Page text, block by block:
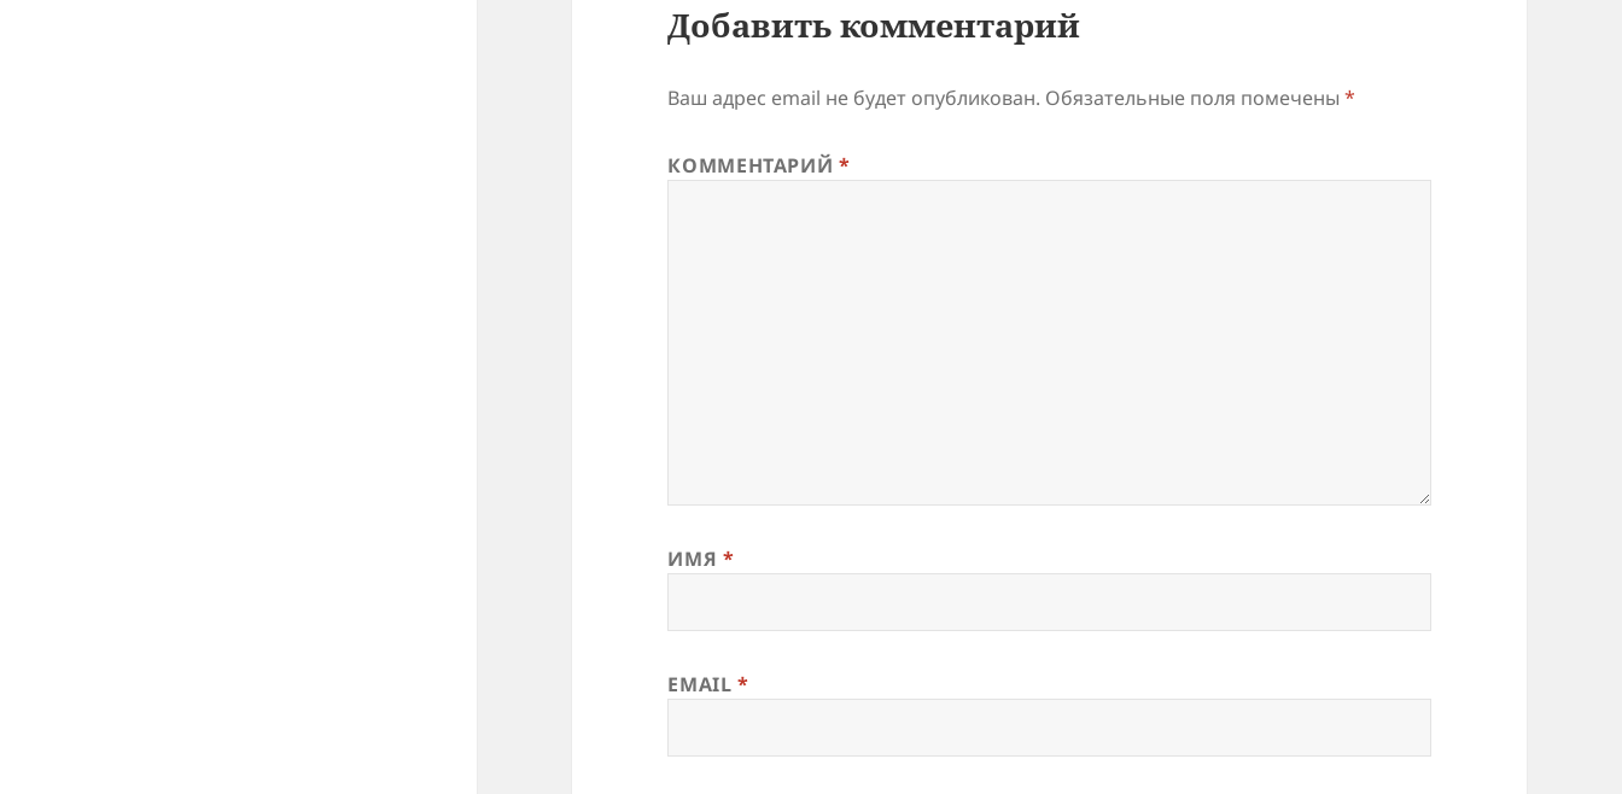
Добавить комментарий
Ваш адрес email не будет опубликован. Обязательные поля помечены*
КОММЕНТАРИЙ*
ИМЯ *
EMAIL*